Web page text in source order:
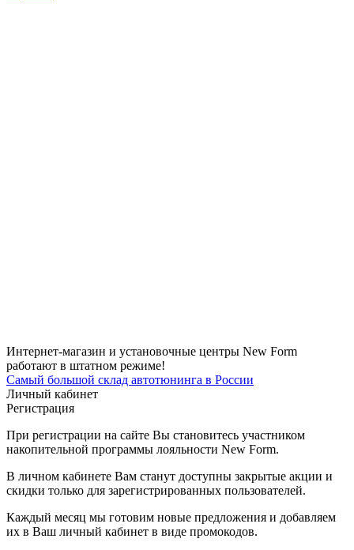
Интернет-магазин и установочные центры New Form
работают в штатном режиме!
Самый большой склад автотюнинга в России
Личный кабинет
Регистрация
При регистрации на сайте Вы становитесь участником
накопительной программы лояльности New Form.
В личном кабинете Вам станут доступны закрытые акции и
скидки только для зарегистрированных пользователей.
Каждый месяц мы готовим новые предложения и добавляем
их в Ваш личный кабинет в виде промокодов.